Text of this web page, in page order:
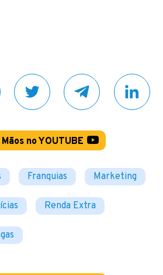
no YOUTUBE
Franquias Marketing
Renda Extra